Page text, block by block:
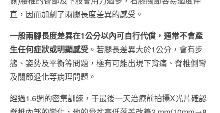
直，因而加劇了兩腿長度差異的感受。
一般兩腳長度差異在1公分以內可自行代償，通常不會產
生任何症狀或明顯感受 。若腿長差異大於1公分，會有步
態、姿勢及平衡等問題，極有可能出現下背痛、脊椎側彎
及關節退化等病理問題。
經過1.6週的密集訓練，于最後一天治療前拍攝X光片確認